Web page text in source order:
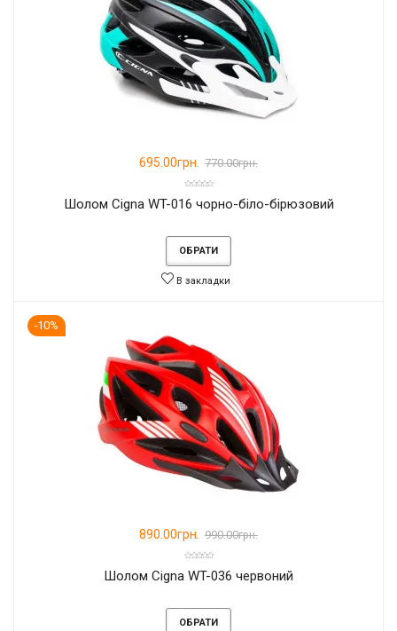
695.00грн. 770.00грн.
Шолом Cigna WT-016 чорно-біло-бірюзовий
ОБРАТИ
В закладки
-10%
890.00грн. 990.00грн.
Шолом Cigna WT-036 червоний
ОБРАТИ